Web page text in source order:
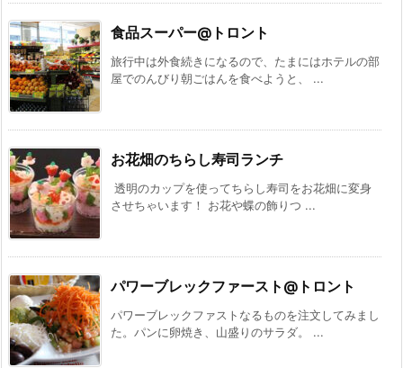
食品スーパー@トロント
旅行中は外食続きになるので、たまにはホテルの部
屋でのんびり朝ごはんを食べようと、 ...
お花畑のちらし寿司ランチ
透明のカップを使ってちらし寿司をお花畑に変身
させちゃいます！ お花や蝶の飾りつ ...
パワーブレックファースト@トロント
パワーブレックファストなるものを注文してみまし
た。パンに卵焼き、山盛りのサラダ。 ...